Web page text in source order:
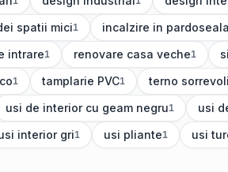
(1articole) (1articole)
spatii mici
articole) 1 incalzire in pardoseala
(1articole)
intrare1 renovare casa veche
(1articole) 1 (1
1 tamplarie PVC
(1articole) 1 terno sorrevoli
(1articole)
usi de interior cu geam negru
(1articole) 1 usi
(1
interior gri
1articole) 1 usi pliante
(1articole)1 usi
(1